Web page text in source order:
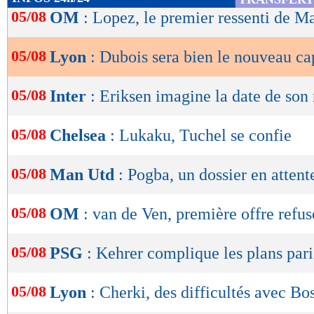
de
OK
05/08 OM : Lopez, le premier ressenti de
05/08 Lyon : Dubois sera bien le nouveau
05/08 Inter : Eriksen imagine la date de son
05/08 Chelsea : Lukaku, Tuchel se confie
05/08 Man Utd : Pogba, un dossier en
05/08 OM : van de Ven, première offre
05/08 PSG : Kehrer complique les plans
05/08 Lyon : Cherki, des difficultés avec